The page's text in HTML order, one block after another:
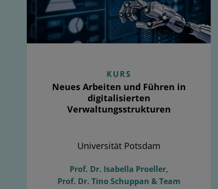
KURS
Neues Arbeiten und Führen in
digitalisierten
Verwaltungsstrukturen
Universität Potsdam
Prof. Dr. Isabella Proeller,
Prof. Dr. Tino Schuppan & Team